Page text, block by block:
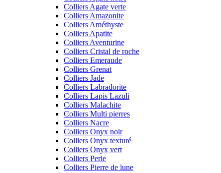
Colliers Agate verte
Colliers Amazonite
Colliers Améthyste
Colliers Apatite
Colliers Aventurine
Colliers Cristal de roche
Colliers Emeraude
Colliers Grenat
Colliers Jade
Colliers Labradorite
Colliers Lapis Lazuli
Colliers Malachite
Colliers Multi pierres
Colliers Nacre
Colliers Onyx noir
Colliers Onyx texturé
Colliers Onyx vert
Colliers Perle
Colliers Pierre de lune